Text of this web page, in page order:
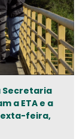
Secretaria
a ETA e a
feira,